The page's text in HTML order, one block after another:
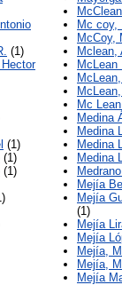
(1)
(1)
(1)
(1)
Mc coy,
McCoy,
Mclean,
McLean
Mc
Medina
Medina
Medina
Medina
Mejía
Mejía
(1)
Mejía
Mejía
Mejía,
Mejía,
Mejía